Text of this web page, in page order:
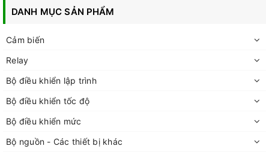
DANH MỤC SẢN PHẨM
Cảm biến
Relay
Bộ điều khiển lập trình
Bộ điều khiển tốc độ
Bộ điều khiển mức
Bộ nguồn - Các thiết bị khác